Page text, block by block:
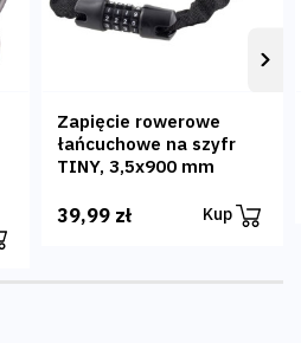
Zapięcie rowerowe
łańcuchowe na szyfr
TINY, 3,5x900 mm
39,99 zł Kup